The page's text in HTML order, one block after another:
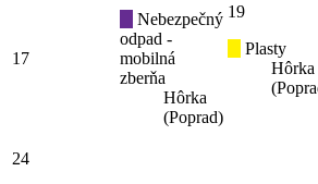
17
Nebezpečný
odpad -
mobilná
zberňa
Hôrka
(Poprad)
19
Plasty
Hôrka
24